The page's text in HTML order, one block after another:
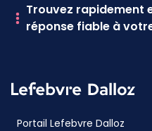
Trouvez rapidement
réponse fiable à
Portail Lefebvre Dalloz